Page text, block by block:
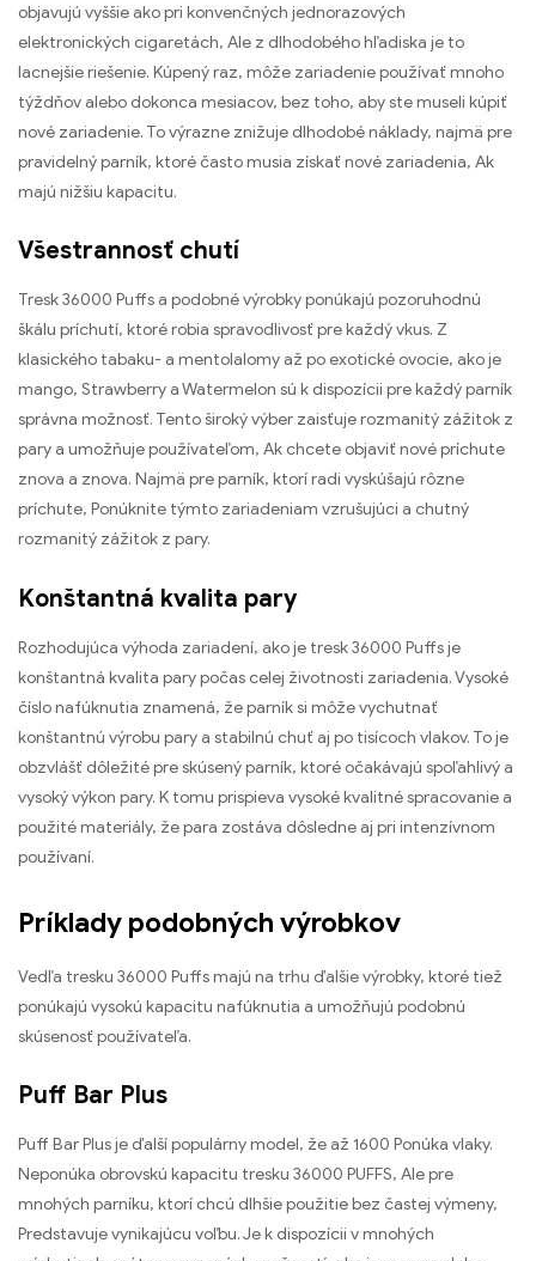
objavujú vyššie ako pri konvenčných jednorazových
elektronických cigaretách, Ale z dlhodobého hľadiska je to
lacnejšie riešenie. Kúpený raz, môže zariadenie používať mnoho
týždňov alebo dokonca mesiacov, bez toho, aby ste museli kúpiť
nové zariadenie. To výrazne znižuje dlhodobé náklady, najmä pre
pravidelný parník, ktoré často musia získať nové zariadenia, Ak
majú nižšiu kapacitu.
Všestrannosť chutí
Tresk 36000 Puffs a podobné výrobky ponúkajú pozoruhodnú
škálu príchutí, ktoré robia spravodlivosť pre každý vkus. Z
klasického tabaku- a mentolalomy až po exotické ovocie, ako je
mango, Strawberry a Watermelon sú k dispozícii pre každý parník
správna možnosť. Tento široký výber zaisťuje rozmanitý zážitok z
pary a umožňuje používateľom, Ak chcete objaviť nové príchute
znova a znova. Najmä pre parník, ktorí radi vyskúšajú rôzne
príchute, Ponúknite týmto zariadeniam vzrušujúci a chutný
rozmanitý zážitok z pary.
Konštantná kvalita pary
Rozhodujúca výhoda zariadení, ako je tresk 36000 Puffs je
konštantná kvalita pary počas celej životnosti zariadenia. Vysoké
číslo nafúknutia znamená, že parník si môže vychutnať
konštantnú výrobu pary a stabilnú chuť aj po tisícoch vlakov. To je
obzvlášť dôležité pre skúsený parník, ktoré očakávajú spoľahlivý a
vysoký výkon pary. K tomu prispieva vysoké kvalitné spracovanie a
použité materiály, že para zostáva dôsledne aj pri intenzívnom
používaní.
Príklady podobných výrobkov
Vedľa tresku 36000 Puffs majú na trhu ďalšie výrobky, ktoré tiež
ponúkajú vysokú kapacitu nafúknutia a umožňujú podobnú
skúsenosť používateľa.
Puff Bar Plus
Puff Bar Plus je ďalší populárny model, že až 1600 Ponúka vlaky.
Neponúka obrovskú kapacitu tresku 36000 PUFFS, Ale pre
mnohých parníku, ktorí chcú dlhšie použitie bez častej výmeny,
Predstavuje vynikajúcu voľbu. Je k dispozícii v mnohých